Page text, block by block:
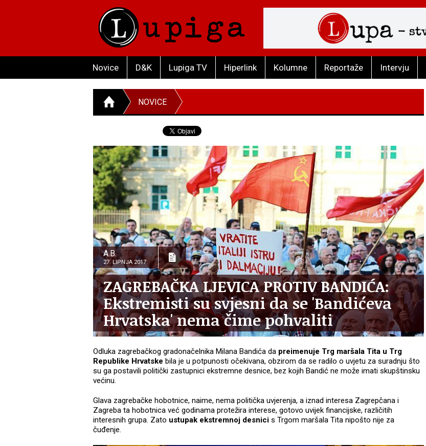
Novice D&K Lupiga TV Hiperlink Kolumne Reportaže Intervju
NOVICE
A.B.
27. LIPNJA 2017.
ZAGREBAČKA LJEVICA PROTIV BANDIĆA:
Ekstremisti su svjesni da se 'Bandićeva
Hrvatska' nema čime pohvaliti
Odluka zagrebačkog gradonačelnika Milana Bandića da preimenuje Trg maršala Tita u Trg
Republike Hrvatske bila je u potpunosti očekivana, obzirom da se radilo o uvjetu za suradnju što
su ga postavili politički zastupnici ekstremne desnice, bez kojih Bandić ne može imati skupštinsku
većinu.
Glava zagrebačke hobotnice, naime, nema politička uvjerenja, a iznad interesa Zagrepčana i
Zagreba ta hobotnica već godinama protežira interese, gotovo uvijek financijske, različitih
interesnih grupa. Zato ustupak ekstremnoj desnici s Trgom maršala Tita nipošto nije za
čuđenje.